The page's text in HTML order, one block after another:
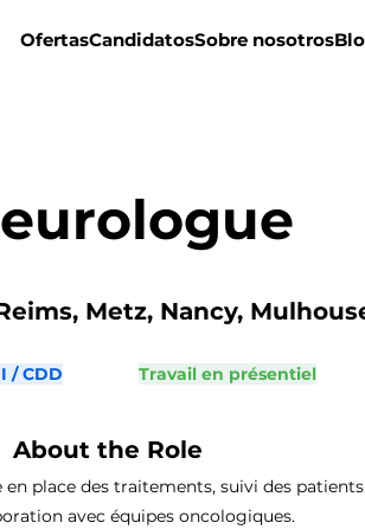
OfertasCandidatosSobre nosotros
Metz, Nancy,
/ CDD Travail en présentiel
About the Role
place des traitements, suivi des
avec équipes oncologiques.